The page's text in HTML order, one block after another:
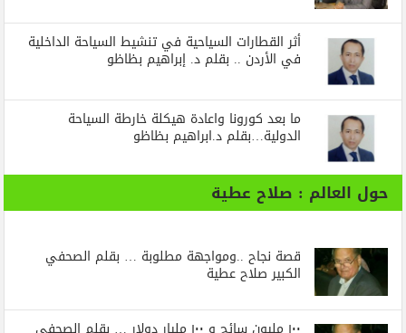
أثر القطارات السياحية في تنشيط السياحة الداخلية
في الأردن .. بقلم د. إبراهيم بظاظو
ما بعد كورونا واعادة هيكلة خارطة السياحة
الدولية…بقلم د.ابراهيم بظاظو
حول العالم : صلاح عطية
قصة نجاح ..ومواجهة مطلوبة … بقلم الصحفي
الكبير صلاح عطية